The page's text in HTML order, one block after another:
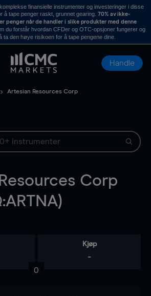
finansielle instrumenter og investeringer i disse
tape penger raskt, grunnet gearing. 70% av ikke-
penger når de handler i slike produkter med denne
du forstår hvordan CFDer og OTC-opsjoner fungerer og
ta den høye risikoen for å tape pengene dine.
Handle
Artesian Resources Corp
Corp
Kjøp
-
0